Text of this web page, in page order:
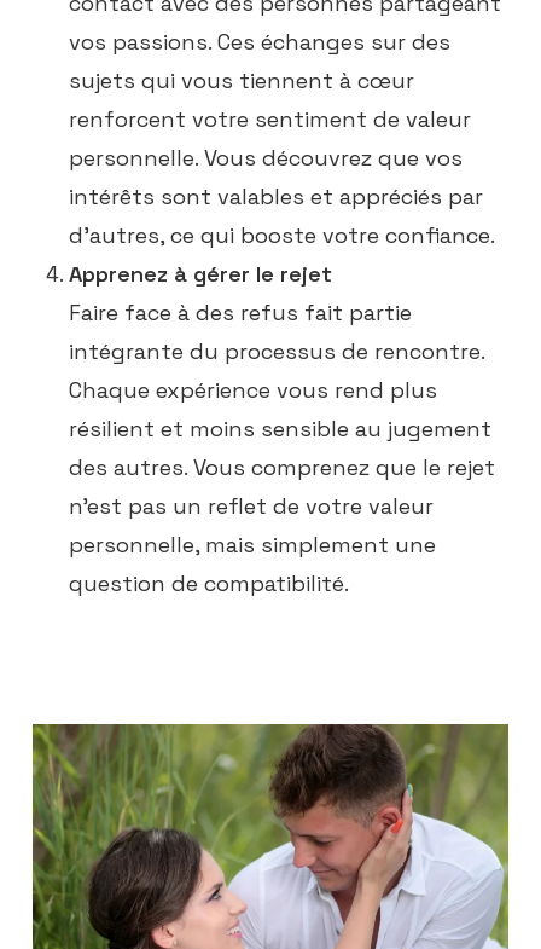
vos passions. Ces échanges sur des
sujets qui vous tiennent à cœur
renforcent votre sentiment de valeur
personnelle. Vous découvrez que vos
intérêts sont valables et appréciés par
d’autres, ce qui booste votre confiance.
Apprenez à gérer le rejet
Faire face à des refus fait partie
intégrante du processus de rencontre.
Chaque expérience vous rend plus
résilient et moins sensible au jugement
des autres. Vous comprenez que le rejet
n’est pas un reflet de votre valeur
personnelle, mais simplement une
question de compatibilité.